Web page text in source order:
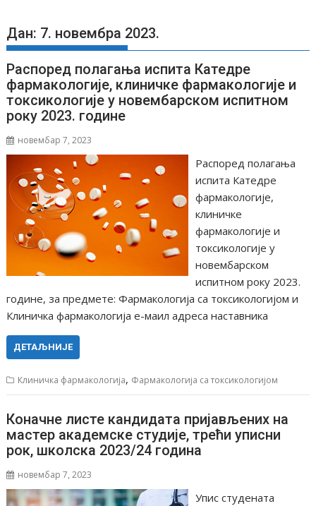
Дан: 7. новембра 2023.
Распоред полагања испита Катедре
фармакологије, клиничке фармакологије и
токсикологије у новембарском испитном
року 2023. године
новембар 7, 2023
Распоред полагања
испита Катедре
фармакологије,
клиничке
фармакологије и
токсикологије у
новембарском
испитном року 2023.
године, за предмете: Фармакологија са токсикологијом и
Клиничка фармакологија е-⁠маил адреса наставника
ДЕТАЉНИЈЕ
Клиничка фармакологија, Фармакологија са токсикологијом
Коначне листе кандидата пријављених на
мастер академске студије, трећи уписни
рок, школска 2023/24 година
новембар 7, 2023
Упис студената